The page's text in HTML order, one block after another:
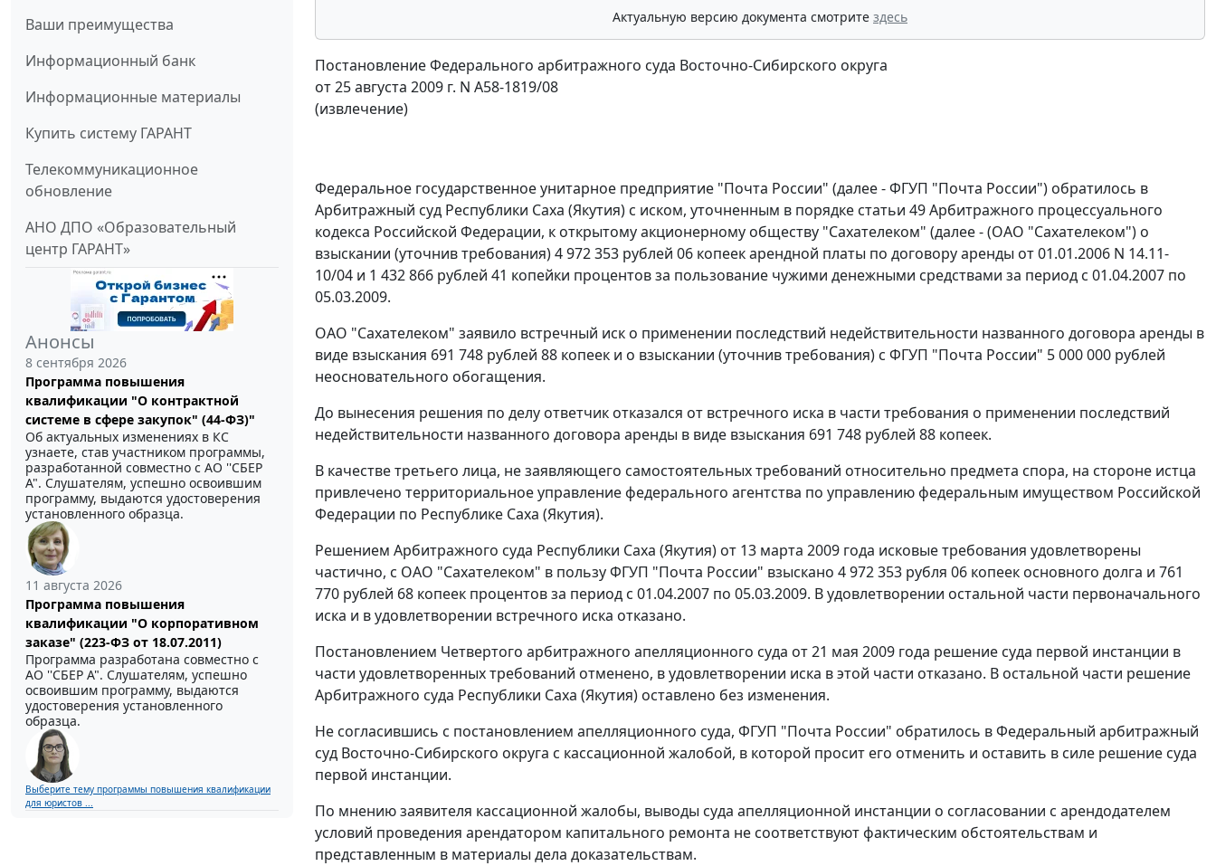
Ваши преимущества
Информационный банк
Информационные материалы
Купить систему ГАРАНТ
Телекоммуникационное
обновление
АНО ДПО «Образовательный
центр ГАРАНТ»
Анонсы
8 сентября 2026
Программа повышения
квалификации "О контрактной
системе в сфере закупок" (44-ФЗ)"
Об актуальных изменениях в КС
узнаете, став участником программы,
разработанной совместно с АО ''СБЕР
А". Слушателям, успешно освоившим
программу, выдаются удостоверения
установленного образца.
11 августа 2026
Программа повышения
квалификации "О корпоративном
заказе" (223-ФЗ от 18.07.2011)
Программа разработана совместно с
АО ''СБЕР А". Слушателям, успешно
освоившим программу, выдаются
удостоверения установленного
образца.
Выберите тему программы повышения квалификации
для юристов ...
Актуальную версию документа смотрите здесь
Постановление Федерального арбитражного суда Восточно-Сибирского округа
от 25 августа 2009 г. N А58-1819/08
(извлечение)
Федеральное государственное унитарное предприятие "Почта России" (далее - ФГУП "Почта России") обратилось в
Арбитражный суд Республики Саха (Якутия) с иском, уточненным в порядке статьи 49Арбитражного процессуального
кодекса Российской Федерации, к открытому акционерному обществу "Сахателеком" (далее - (ОАО "Сахателеком") о
взыскании (уточнив требования) 4 972 353 рублей 06 копеек арендной платы по договору аренды от 01.01.2006 N 14.11-
10/04 и 1 432 866 рублей 41 копейки процентов за пользование чужими денежными средствами за период с 01.04.2007 по
05.03.2009.
ОАО "Сахателеком" заявило встречный иск о применении последствий недействительности названного договора аренды в
виде взыскания 691 748 рублей 88 копеек и о взыскании (уточнив требования) с ФГУП "Почта России" 5 000 000 рублей
неосновательного обогащения.
До вынесения решения по делу ответчик отказался от встречного иска в части требования о применении последствий
недействительности названного договора аренды в виде взыскания 691 748 рублей 88 копеек.
В качестве третьего лица, не заявляющего самостоятельных требований относительно предмета спора, на стороне истца
привлечено территориальное управление федерального агентства по управлению федеральным имуществом Российской
Федерации по Республике Саха (Якутия).
Решением Арбитражного суда Республики Саха (Якутия) от 13 марта 2009 года исковые требования удовлетворены
частично, с ОАО "Сахателеком" в пользу ФГУП "Почта России" взыскано 4 972 353 рубля 06 копеек основного долга и 761
770 рублей 68 копеек процентов за период с 01.04.2007 по 05.03.2009. В удовлетворении остальной части первоначального
иска и в удовлетворении встречного иска отказано.
Постановлением Четвертого арбитражного апелляционного суда от 21 мая 2009 года решение суда первой инстанции в
части удовлетворенных требований отменено, в удовлетворении иска в этой части отказано. В остальной части решение
Арбитражного суда Республики Саха (Якутия) оставлено без изменения.
Не согласившись с постановлением апелляционного суда, ФГУП "Почта России" обратилось в Федеральный арбитражный
суд Восточно-Сибирского округа с кассационной жалобой, в которой просит его отменить и оставить в силе решение суда
первой инстанции.
По мнению заявителя кассационной жалобы, выводы суда апелляционной инстанции о согласовании с арендодателем
условий проведения арендатором капитального ремонта не соответствуют фактическим обстоятельствам и
представленным в материалы дела доказательствам.